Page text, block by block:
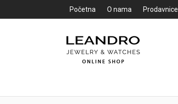
Početna
Početna O nama Prodavnice